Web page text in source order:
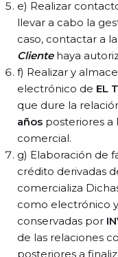
e) Realizar
llevar a cabo la
caso, contactar a
Clientehaya
f) Realizar y
electrónico de EL
que dure la
años posteriores a
comercial.
g) Elaboración de
crédito derivadas
comercializa
como electrónico
conservadas por
de las relaciones
posteriores a